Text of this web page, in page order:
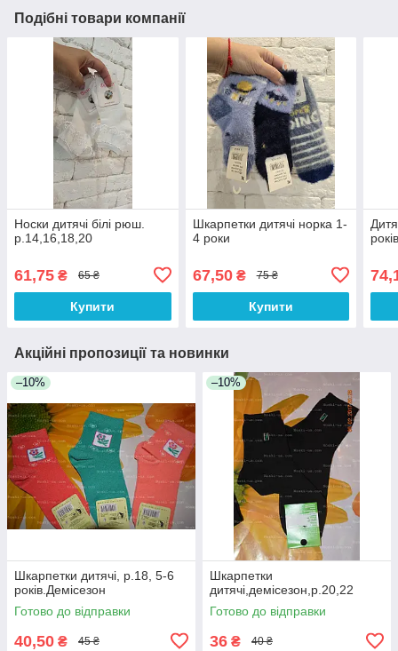
Подібні товари компанії
Носки дитячі білі рюш.
р.14,16,18,20
61,75 ₴ 65 ₴
Купити
Шкарпетки дитячі норка 1-
4 роки
67,50₴ 75 ₴
Купити
Акційні пропозиції та новинки
–10%
Шкарпетки дитячі, р.18, 5-6
років.Демісезон
Готово до відправки
40,50 ₴ 45 ₴
–10%
Шкарпетки
дитячі,демісезон,р.20,22
Готово до відправки
36 ₴ 40 ₴